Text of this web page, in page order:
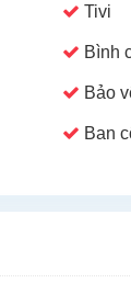
Tivi
Bình
Bảo
Ban